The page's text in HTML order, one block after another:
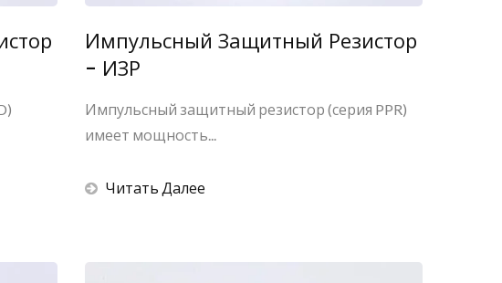
Импульсный Защитный Резистор
- ИЗР
Импульсный защитный резистор (серия PPR)
имеет мощность...
Читать Далее